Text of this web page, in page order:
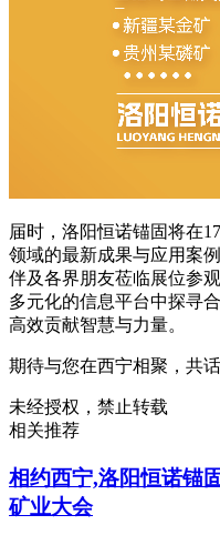
届时，洛阳恒诺锚固将在
领域的最新成果与应用案
伴及各界朋友莅临展位参
多元化的信息平台中探寻
高效贡献智慧与力量。
期待与您在西宁相聚，共
未经授权，禁止转载
相关推荐
相约西宁,洛阳恒诺锚
矿业大会